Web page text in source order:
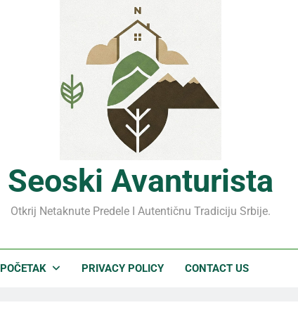
Planina Jagodnja 2026:
Seoski Avanturista
Otkrij Netaknute Predele I Autentičnu Tradiciju Srbije.
POČETAK PRIVACY POLICY CONTACT US